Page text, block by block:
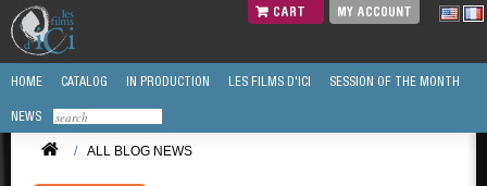
CART MY ACCOUNT
HOME CATALOG IN PRODUCTION LES FILMS D'ICI SESSION OF THE MONTH
NEWS
/ ALL BLOG NEWS